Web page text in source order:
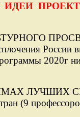
2020г
ЛУЧШИХ
(9